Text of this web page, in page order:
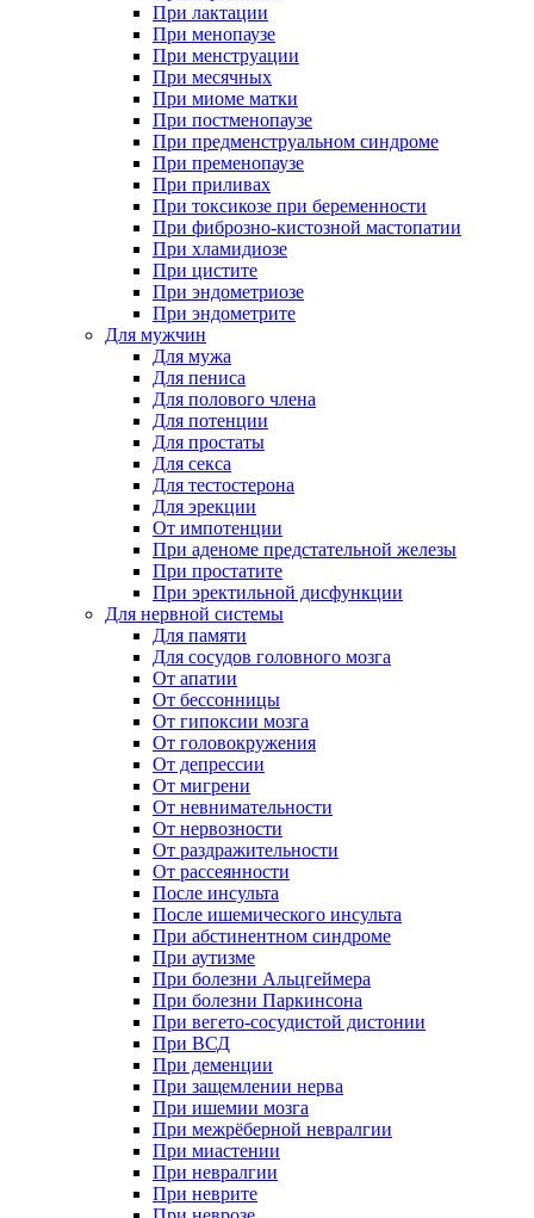
При лактации
При менопаузе
При менструации
При месячных
При миоме матки
При постменопаузе
При предменструальном синдроме
При пременопаузе
При приливах
При токсикозе при беременности
При фиброзно-кистозной мастопатии
При хламидиозе
При цистите
При эндометриозе
При эндометрите
Для мужчин
Для мужа
Для пениса
Для полового члена
Для потенции
Для простаты
Для секса
Для тестостерона
Для эрекции
От импотенции
При аденоме предстательной железы
При простатите
При эректильной дисфункции
Для нервной системы
Для памяти
Для сосудов головного мозга
От апатии
От бессонницы
От гипоксии мозга
От головокружения
От депрессии
От мигрени
От невнимательности
От нервозности
От раздражительности
От рассеянности
После инсульта
После ишемического инсульта
При абстинентном синдроме
При аутизме
При болезни Альцгеймера
При болезни Паркинсона
При вегето-сосудистой дистонии
При ВСД
При деменции
При защемлении нерва
При ишемии мозга
При межрёберной невралгии
При миастении
При невралгии
При неврите